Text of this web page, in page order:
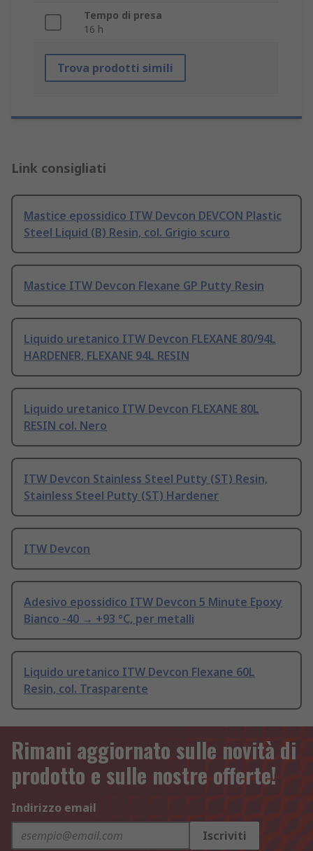
Tempo di presa
16 h
Trova prodotti simili
Link consigliati
Mastice epossidico ITW Devcon DEVCON Plastic
Steel Liquid (B) Resin, col. Grigio scuro
Mastice ITW Devcon Flexane GP Putty Resin
Liquido uretanico ITW Devcon FLEXANE 80/94L
HARDENER, FLEXANE 94L RESIN
Liquido uretanico ITW Devcon FLEXANE 80L
RESIN col. Nero
ITW Devcon Stainless Steel Putty (ST) Resin,
Stainless Steel Putty (ST) Hardener
ITW Devcon
Adesivo epossidico ITW Devcon 5 Minute Epoxy
Bianco -40 → +93 °C, per metalli
Liquido uretanico ITW Devcon Flexane 60L
Resin, col. Trasparente
Rimani aggiornato sulle novità di
prodotto e sulle nostre offerte!
Indirizzo email
Iscriviti